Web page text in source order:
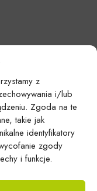
z
i/lub
Zgoda na te
takie jak
identyfikatory
zgody
i funkcje.